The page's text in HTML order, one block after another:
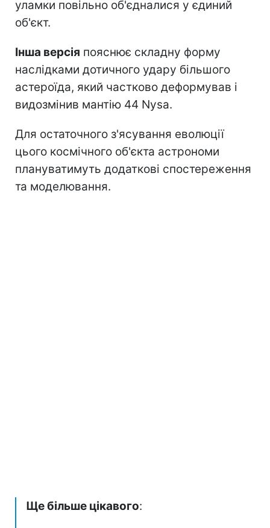
уламки повільно об'єдналися у єдиний
об'єкт.
Інша версія пояснює складну форму
наслідками дотичного удару більшого
астероїда, який частково деформував і
видозмінив мантію 44 Nysa.
Для остаточного з'ясування еволюції
цього космічного об'єкта астрономи
плануватимуть додаткові спостереження
та моделювання.
Ще більше цікавого: